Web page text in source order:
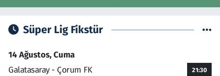
Süper Lig Fikstür
14 Ağustos, Cuma
Galatasaray - Çorum FK
21:30